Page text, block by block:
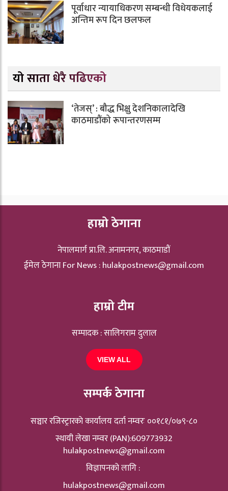
पूर्वाधार न्यायाधिकरण सम्बन्धी विधेयकलाई
अन्तिम रूप दिन छलफल
यो साता धेरै पढिएको
‘तेजस्’ : बौद्ध भिक्षु देशनिकालादेखि
काठमाडौंको रूपान्तरणसम्म
हाम्रो ठेगाना
नेपालमार्ग प्रा.लि. अनामनगर, काठमाडौं
ईमेल ठेगाना For News :hulakpostnews@gmail.com
हाम्रो टीम
सम्पादक : सालिगराम दुलाल
VIEW ALL
सम्पर्क ठेगाना
सञ्चार रजिस्ट्रारकाे कार्यालय दर्ता नम्वरः ००१८१/०७९-८०
स्थायी लेखा नम्वर (PAN):609773932
hulakpostnews@gmail.com
विज्ञापनको लागि :
hulakpostnews@gmail.com